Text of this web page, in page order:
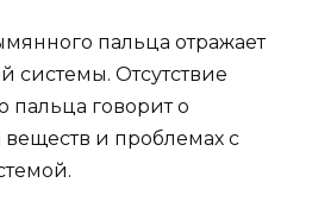
пальца отражает
системы. Отсутствие
пальца говорит о
и проблемах с